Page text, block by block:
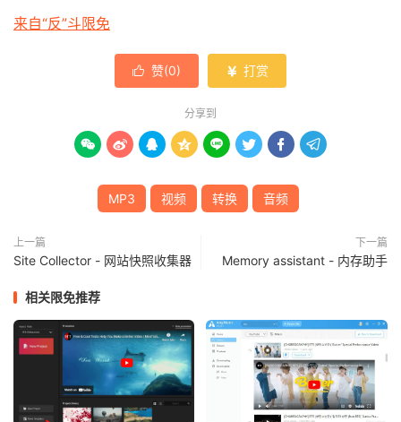
来自“反”斗限免
 赞(0)  打赏
分享到
       
MP3 视频 转换 音频
上一篇
Site Collector - 网站快照收集器
下一篇
Memory assistant - 内存助手
相关限免推荐